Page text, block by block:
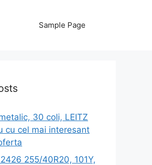
Sample Page
30 coli, LEITZ
cu cel mai interesant
255/40R20, 101Y,